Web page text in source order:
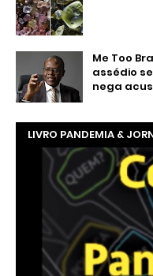
Me Too
assédio
nega
LIVRO PANDEMIA &